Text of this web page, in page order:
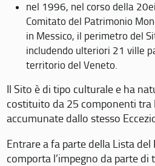
nel 1996, nel corso della
Comitato del Patrimonio
in Messico, il perimetro del
includendo ulteriori 21 ville
territorio del Veneto.
Il Sito è di tipo culturale e ha
costituito da 25 componenti
accumunate dallo stesso
Entrare a fa parte della Lista
comporta l’impegno da parte di